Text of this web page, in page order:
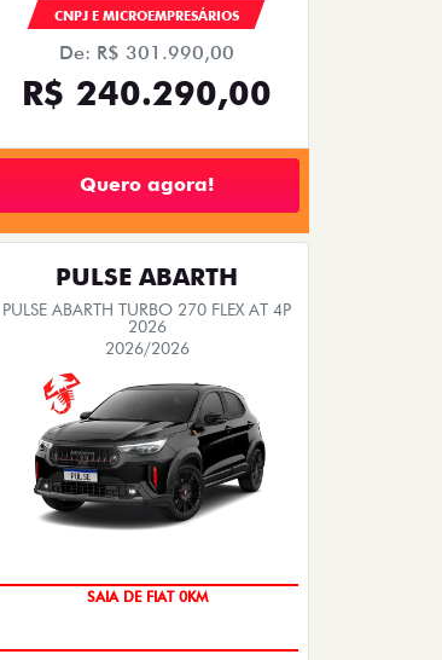
CNPJ E MICROEMPRESÁRIOS
De: R$ 301.990,00
R$ 240.290,00
Quero agora!
PULSE ABARTH
PULSE ABARTH TURBO 270 FLEX AT 4P
2026
2026/2026
OPORTUNIDADE